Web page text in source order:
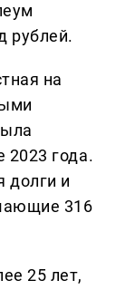
рублей.
на
2023 года.
долги и
316
25 лет,